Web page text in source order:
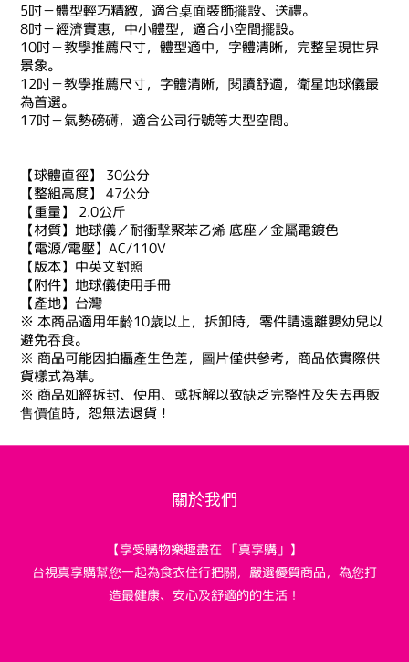
5吋－體型輕巧精緻，適合桌面裝飾擺設、送禮。
8吋－經濟實惠，中小體型，適合小空間擺設。
10吋－教學推薦尺寸，體型適中，字體清晰，完整呈現世界
景象。
12吋－教學推薦尺寸，字體清晰，閱讀舒適，衛星地球儀最
為首選。
17吋－氣勢磅礡，適合公司行號等大型空間。
【球體直徑】 30公分
【整組高度】 47公分
【重量】 2.0公斤
【材質】地球儀／耐衝擊聚苯乙烯 底座／金屬電鍍色
【電源/電壓】AC/110V
【版本】中英文對照
【附件】地球儀使用手冊
【產地】台灣
※ 本商品適用年齡10歲以上，拆卸時，零件請遠離嬰幼兒以
避免吞食。
※ 商品可能因拍攝產生色差，圖片僅供參考，商品依實際供
貨樣式為準。
※ 商品如經拆封、使用、或拆解以致缺乏完整性及失去再販
售價值時，恕無法退貨！
關於我們
【享受購物樂趣盡在 「真享購」】
台視真享購幫您一起為食衣住行把關，嚴選優質商品，為您打
造最健康、安心及舒適的的生活！